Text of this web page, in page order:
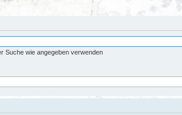
Suche wie angegeben verwenden